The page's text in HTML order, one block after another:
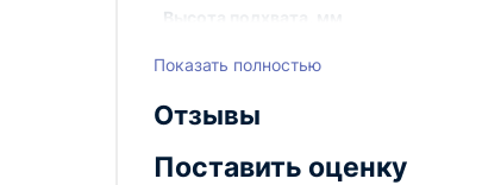
Высота подхвата, мм
Высота упаковки, мм
Габариты упаковки, мм
Показать полностью
Отзывы
Поставить оценку